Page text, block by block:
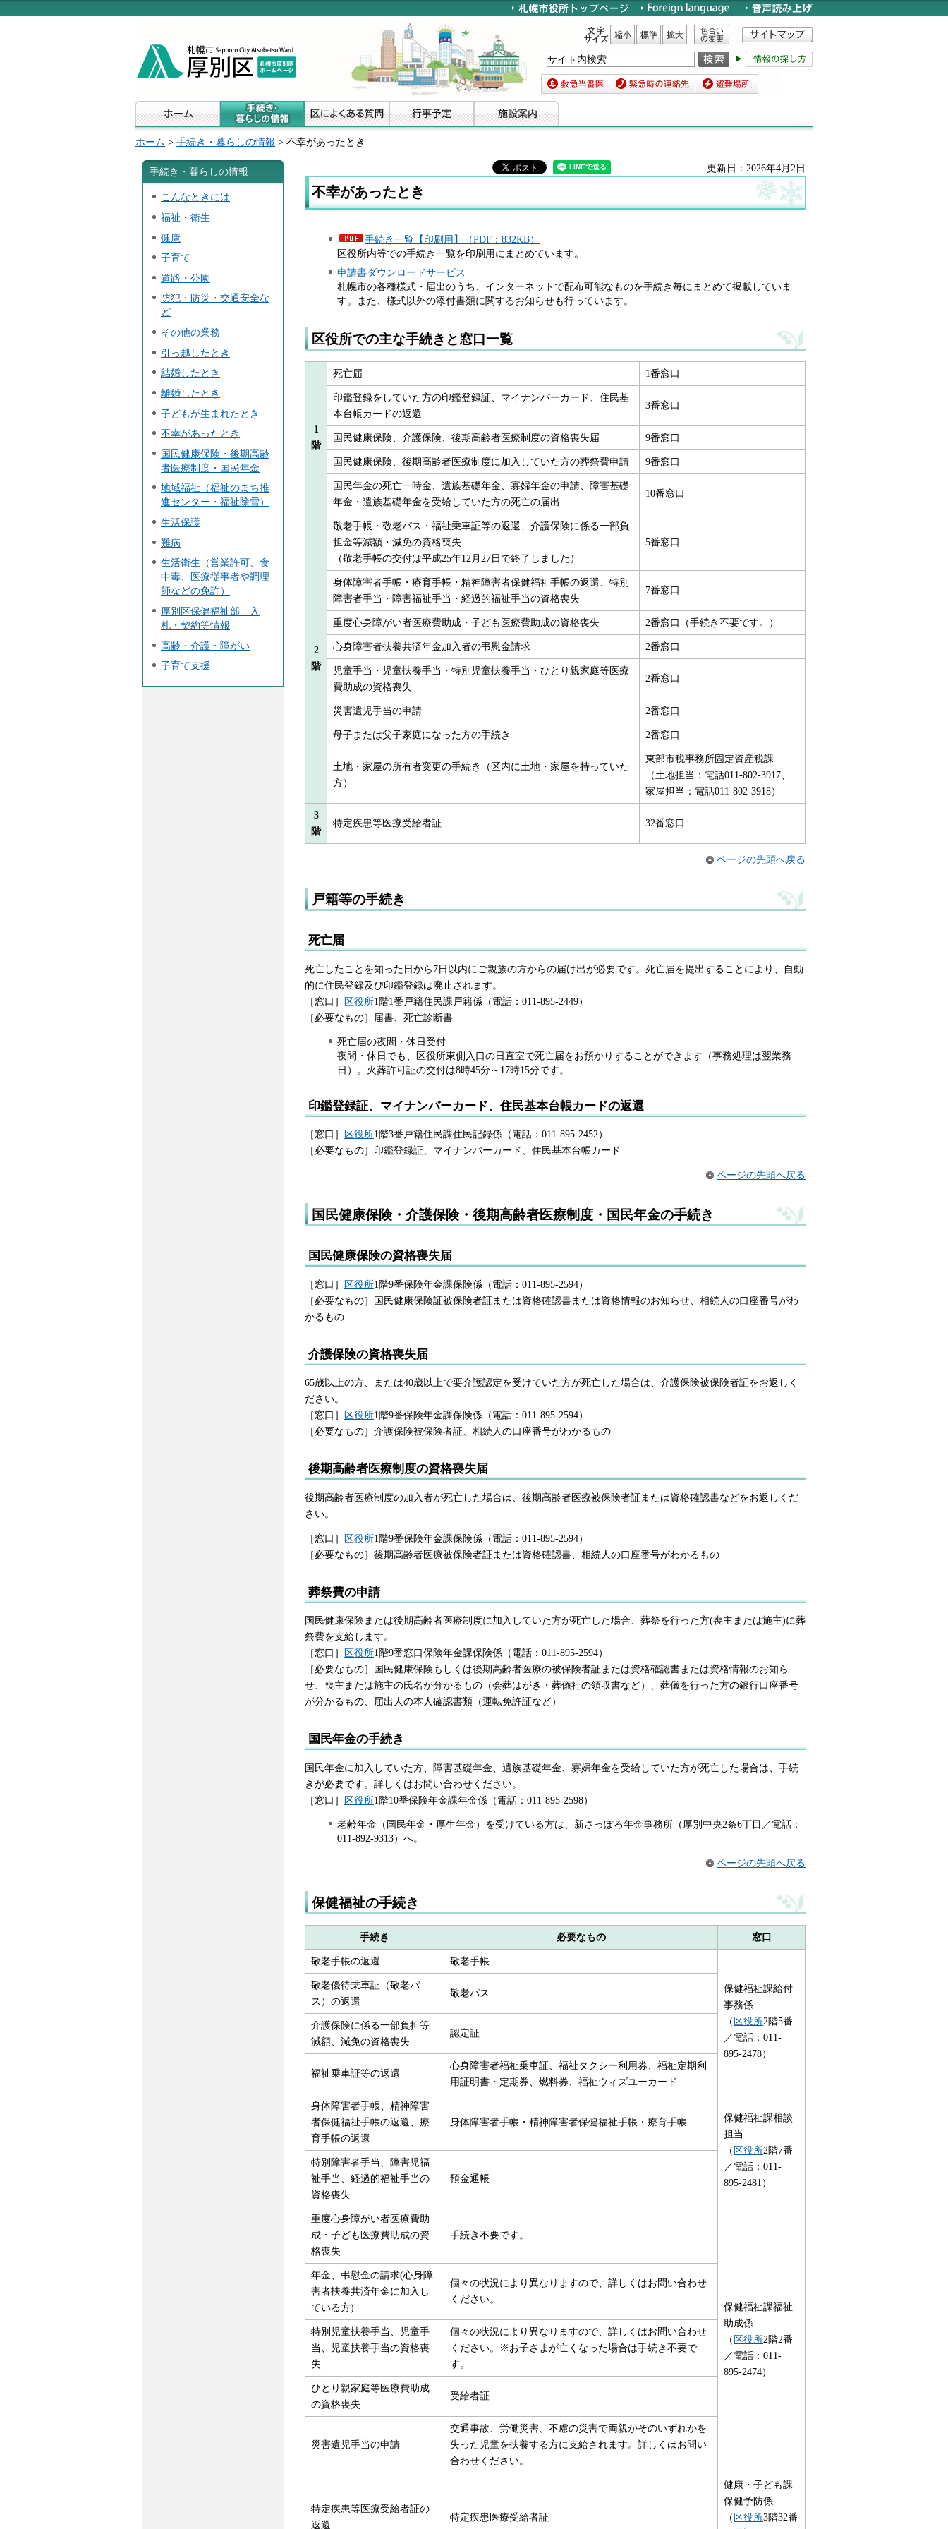
文字サイズ 縮小 標準 拡大
色合いの変更
救急当番医 緊急時の連絡先 避難場所
ホーム > 手続き・暮らしの情報 > 不幸があったとき
手続き・暮らしの情報
こんなときには
福祉・衛生
健康
子育て
道路・公園
防犯・防災・交通安全な
ど
その他の業務
引っ越したとき
結婚したとき
離婚したとき
子どもが生まれたとき
不幸があったとき
国民健康保険・後期高齢
者医療制度・国民年金
地域福祉（福祉のまち推
進センター・福祉除雪）
生活保護
難病
生活衛生（営業許可、食
中毒、医療従事者や調理
師などの免許）
厚別区保健福祉部 入
札・契約等情報
高齢・介護・障がい
子育て支援
更新日：2026年4月2日
不幸があったとき
手続き一覧【印刷用】（PDF：832KB）
区役所内等での手続き一覧を印刷用にまとめています。
申請書ダウンロードサービス
札幌市の各種様式・届出のうち、インターネットで配布可能なものを手続き毎にまとめて掲載していま
す。また、様式以外の添付書類に関するお知らせも行っています。
区役所での主な手続きと窓口一覧
1
階
死亡届 1番窓口
印鑑登録をしていた方の印鑑登録証、マイナンバーカード、住民基
本台帳カードの返還
3番窓口
国民健康保険、介護保険、後期高齢者医療制度の資格喪失届 9番窓口
国民健康保険、後期高齢者医療制度に加入していた方の葬祭費申請 9番窓口
国民年金の死亡一時金、遺族基礎年金、寡婦年金の申請、障害基礎
年金・遺族基礎年金を受給していた方の死亡の届出
10番窓口
2
階
敬老手帳・敬老パス・福祉乗車証等の返還、介護保険に係る一部負
担金等減額・減免の資格喪失
（敬老手帳の交付は平成25年12月27日で終了しました）
5番窓口
身体障害者手帳・療育手帳・精神障害者保健福祉手帳の返還、特別
障害者手当・障害福祉手当・経過的福祉手当の資格喪失
7番窓口
重度心身障がい者医療費助成・子ども医療費助成の資格喪失 2番窓口（手続き不要です。）
心身障害者扶養共済年金加入者の弔慰金請求 2番窓口
児童手当・児童扶養手当・特別児童扶養手当・ひとり親家庭等医療
費助成の資格喪失
2番窓口
災害遺児手当の申請 2番窓口
母子または父子家庭になった方の手続き 2番窓口
土地・家屋の所有者変更の手続き（区内に土地・家屋を持っていた
方）
東部市税事務所固定資産税課
（土地担当：電話011-802-3917、
家屋担当：電話011-802-3918）
3
階
特定疾患等医療受給者証 32番窓口
ページの先頭へ戻る
戸籍等の手続き
死亡届
死亡したことを知った日から7日以内にご親族の方からの届け出が必要です。死亡届を提出することにより、自動
的に住民登録及び印鑑登録は廃止されます。
［窓口］
区役所1階1番戸籍住民課戸籍係（電話：011-895-2449）
［必要なもの］届書、死亡診断書
死亡届の夜間・休日受付
夜間・休日でも、区役所東側入口の日直室で死亡届をお預かりすることができます（事務処理は翌業務
日）。火葬許可証の交付は8時45分～17時15分です。
印鑑登録証、マイナンバーカード、住民基本台帳カードの返還
［窓口］ 区役所1階3番戸籍住民課住民記録係（電話：011-895-2452）
［必要なもの］印鑑登録証、マイナンバーカード、住民基本台帳カード
ページの先頭へ戻る
国民健康保険・介護保険・後期高齢者医療制度・国民年金の手続き
国民健康保険の資格喪失届
［窓口］ 区役所1階9番保険年金課保険係（電話：011-895-2594）
［必要なもの］国民健康保険証被保険者証または資格確認書または資格情報のお知らせ、相続人の口座番号がわ
かるもの
介護保険の資格喪失届
65歳以上の方、または40歳以上で要介護認定を受けていた方が死亡した場合は、介護保険被保険者証をお返しく
ださい。
［窓口］
区役所1階9番保険年金課保険係（電話：011-895-2594）
［必要なもの］介護保険被保険者証、相続人の口座番号がわかるもの
後期高齢者医療制度の資格喪失届
後期高齢者医療制度の加入者が死亡した場合は、後期高齢者医療被保険者証または資格確認書などをお返しくだ
さい。
［窓口］ 区役所1階9番保険年金課保険係（電話：011-895-2594）
［必要なもの］後期高齢者医療被保険者証または資格確認書、相続人の口座番号がわかるもの
葬祭費の申請
国民健康保険または後期高齢者医療制度に加入していた方が死亡した場合、葬祭を行った方(喪主または施主)に葬
祭費を支給します。
［窓口］
区役所1階9番窓口保険年金課保険係（電話：011-895-2594）
［必要なもの］国民健康保険もしくは後期高齢者医療の被保険者証または資格確認書または資格情報のお知ら
せ、喪主または施主の氏名が分かるもの（会葬はがき・葬儀社の領収書など）、葬儀を行った方の銀行口座番号
が分かるもの、届出人の本人確認書類（運転免許証など）
国民年金の手続き
国民年金に加入していた方、障害基礎年金、遺族基礎年金、寡婦年金を受給していた方が死亡した場合は、手続
きが必要です。詳しくはお問い合わせください。
［窓口］
区役所1階10番保険年金課年金係（電話：011-895-2598）
老齢年金（国民年金・厚生年金）を受けている方は、新さっぽろ年金事務所（厚別中央2条6丁目／電話：
011-892-9313）へ。
ページの先頭へ戻る
保健福祉の手続き
手続き 必要なもの 窓口
敬老手帳の返還 敬老手帳
保健福祉課給付
事務係
（ 区役所2階5番
／電話：011-
895-2478）
敬老優待乗車証（敬老パ
ス）の返還
敬老パス
介護保険に係る一部負担等
減額、減免の資格喪失
認定証
福祉乗車証等の返還
心身障害者福祉乗車証、福祉タクシー利用券、福祉定期利
用証明書・定期券、燃料券、福祉ウィズユーカード
身体障害者手帳、精神障害
者保健福祉手帳の返還、療
育手帳の返還
身体障害者手帳・精神障害者保健福祉手帳・療育手帳
保健福祉課相談
担当
（ 区役所2階7番
／電話：011-
895-2481）
特別障害者手当、障害児福
祉手当、経過的福祉手当の
資格喪失
預金通帳
重度心身障がい者医療費助
成・子ども医療費助成の資
格喪失
手続き不要です。
保健福祉課福祉
助成係
（ 区役所2階2番
／電話：011-
895-2474）
年金、弔慰金の請求(心身障
害者扶養共済年金に加入し
ている方)
個々の状況により異なりますので、詳しくはお問い合わせ
ください。
特別児童扶養手当、児童手
当、児童扶養手当の資格喪
失
個々の状況により異なりますので、詳しくはお問い合わせ
ください。※お子さまが亡くなった場合は手続き不要で
す。
ひとり親家庭等医療費助成
の資格喪失
受給者証
災害遺児手当の申請
交通事故、労働災害、不慮の災害で両親かそのいずれかを
失った児童を扶養する方に支給されます。詳しくはお問い
合わせください。
特定疾患等医療受給者証の
返還
特定疾患医療受給者証
健康・子ども課
保健予防係
（ 区役所3階32番